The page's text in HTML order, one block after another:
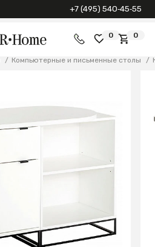
+7 (495) 540‑45‑55
0 0
/ Компьютерные и письменные столы /